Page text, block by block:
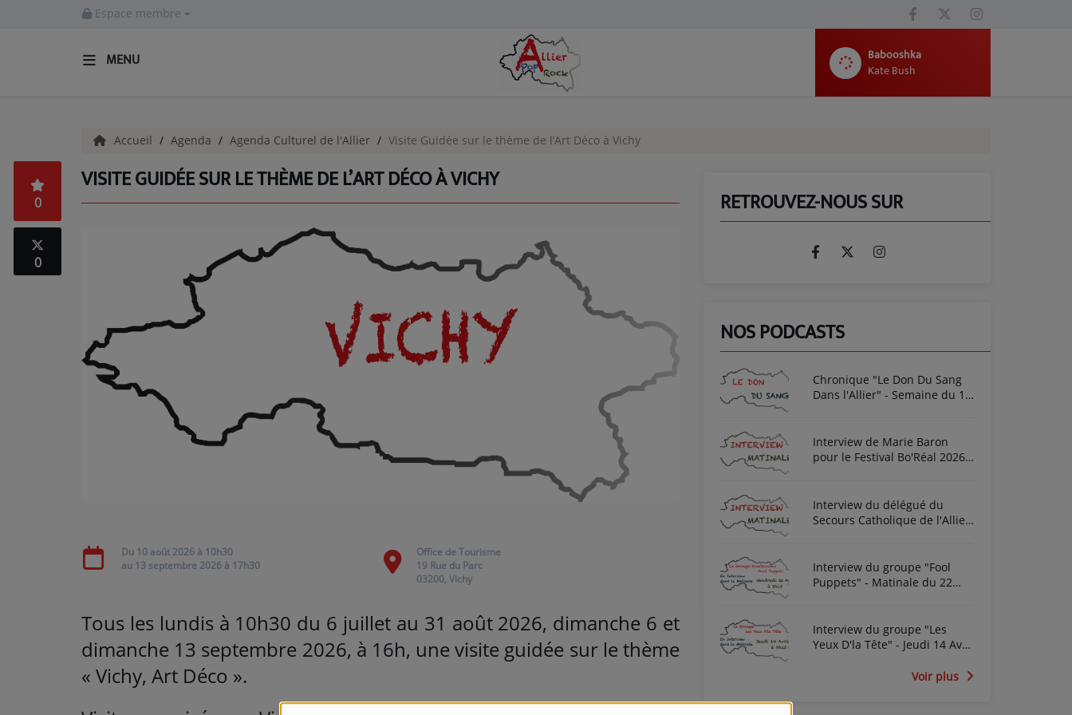
Espace membre
MENU
Babooshka
Kate Bush
INFOS - ALLIER
AGENDA CULTUREL - ALLIER
INFOS POP ROCK
Titres diffusés
Accueil Agenda Agenda Culturel de l'Allier Visite Guidée sur le thème de l’Art Déco à Vichy
VISITE GUIDÉE SUR LE THÈME DE L’ART DÉCO À VICHY
0
0
Du 10 août 2026 à 10h30
au 13 septembre 2026 à 17h30
Office de Tourisme
19 Rue du Parc
03200, Vichy
Tous les lundis à 10h30 du 6 juillet au 31 août 2026, dimanche 6 et
dimanche 13 septembre 2026, à 16h, une visite guidée sur le thème
« Vichy, Art Déco ».
RETROUVEZ-NOUS SUR
NOS PODCASTS
Chronique "Le Don Du Sang
Dans l'Allier" - Semaine du 10
Interview de Marie Baron
pour le Festival Bo'Réal 2026
Interview du délégué du
Secours Catholique de l'Allier
Interview du groupe "Fool
Puppets" - Matinale du 22
Interview du groupe "Les
Yeux D'la Tête" - Jeudi 14 Avril
Voir plus